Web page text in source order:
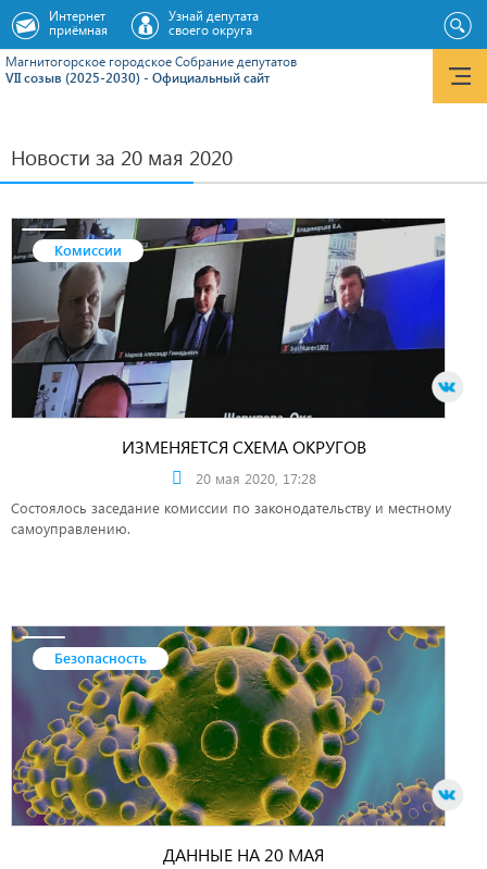
Магнитогорское городское Cобрание депутатов
VII созыв (2025-2030) - Официальный сайт
Интернет
приёмная
Узнай депутата
своего округа
Новости за 20 мая 2020
Комиссии
ИЗМЕНЯЕТСЯ СХЕМА ОКРУГОВ
20 мая 2020, 17:28
Состоялось заседание комиссии по законодательству и местному
самоуправлению.
Безопасность
ДАННЫЕ НА 20 МАЯ